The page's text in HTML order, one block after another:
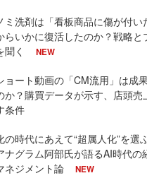
ミ洗剤は「看板商品に傷が付い
らいかに復活したのか？戦略と
聞く
NEW
ョート動画の「CM流用」は成
か？購買データが示す、店頭売
条件
の時代にあえて“超属人化”を選
グラム阿部氏が語るAI時代の
ネジメント論
NEW